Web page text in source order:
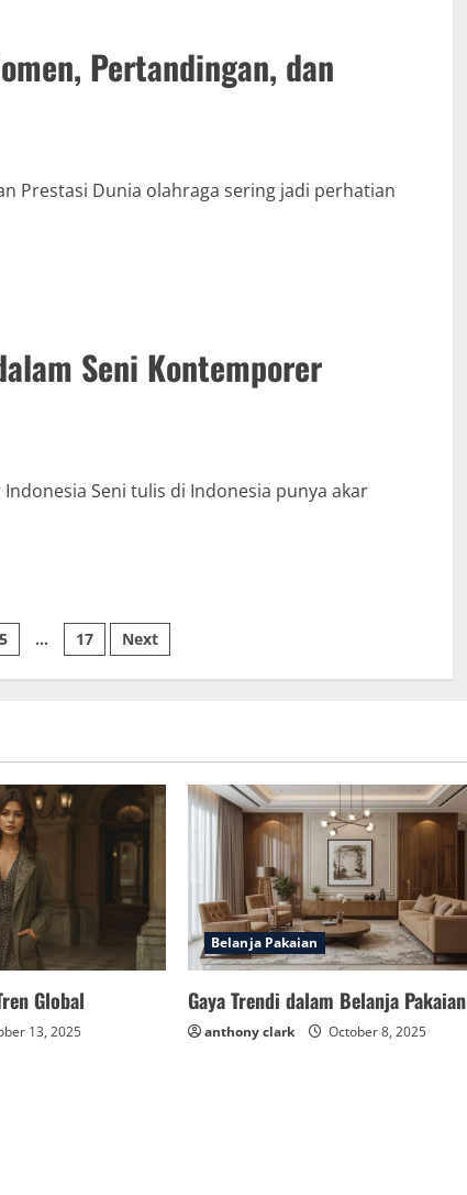
Pertandingan, dan
Prestasi Dunia olahraga sering jadi perhatian
Seni Kontemporer
Seni tulis di Indonesia punya akar
5 … 17 Next
Global
13, 2025
Belanja Pakaian
Gaya Trendi dalam Belanja Pakaian
anthony clark October 8, 2025